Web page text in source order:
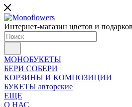
Интернет-магазин цветов и
МОНОБУКЕТЫ
БЕРИ СОБЕРИ
КОРЗИНЫ И КОМПОЗИЦИИ
БУКЕТЫ авторские
ЕЩЕ
О НАС